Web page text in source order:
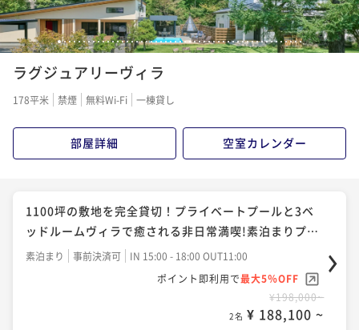
123456789101112131415161718192021222324252627282930313233343536373839404142434445464748495051
ラグジュアリーヴィラ
178平米 禁煙 無料Wi-Fi 一棟貸し
部屋詳細 空室カレンダー
1100坪の敷地を完全貸切！プライベートプールと3ベ
ッドルームヴィラで癒される非日常満喫!素泊まりプラ
ン
素泊まり 事前決済可
IN 15:00 - 18:00 OUT11:00
ポイント即利用で最大5％OFF
¥198,000~
2名 ¥ 188,100 ~